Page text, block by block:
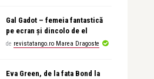
Gal Gadot – femeia fantastică
pe ecran și dincolo de el
de revistatango.ro Marea Dragoste
Eva Green, de la fata Bond la